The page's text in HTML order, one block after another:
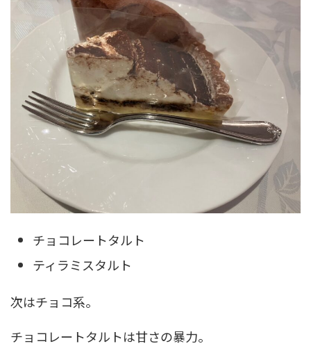
チョコレートタルト
ティラミスタルト
次はチョコ系。
チョコレートタルトは甘さの暴力。